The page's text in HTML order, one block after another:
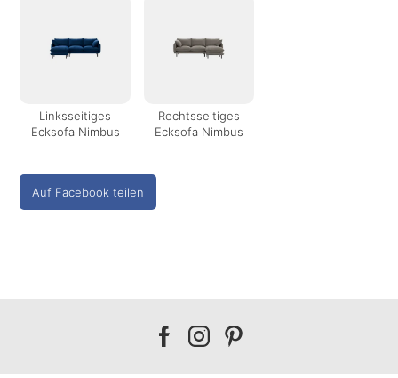
Linksseitiges
Ecksofa Nimbus
Rechtsseitiges
Ecksofa Nimbus
Auf Facebook teilen
Our
Our
Our